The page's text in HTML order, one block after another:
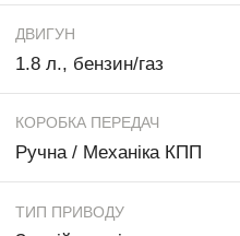
ДВИГУН
1.8 л., бензин/газ
КОРОБКА ПЕРЕДАЧ
Ручна / Механіка КПП
ТИП ПРИВОДУ